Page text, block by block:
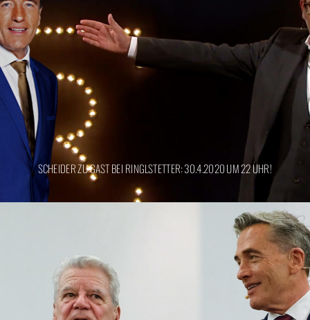
SCHEIDER ZU GAST BEI RINGLSTETTER: 30.4.2020 UM 22 UHR!